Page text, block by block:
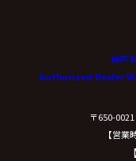
神戸
Authorized Dealer
〒650-
【営業